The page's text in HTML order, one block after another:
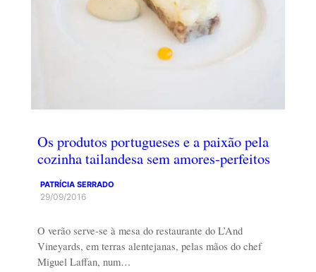
Os produtos portugueses e a paixão pela
cozinha tailandesa sem amores-perfeitos
PATRÍCIA SERRADO
29/09/2016
O verão serve-se à mesa do restaurante do L’And
Vineyards, em terras alentejanas, pelas mãos do chef
Miguel Laffan, num…